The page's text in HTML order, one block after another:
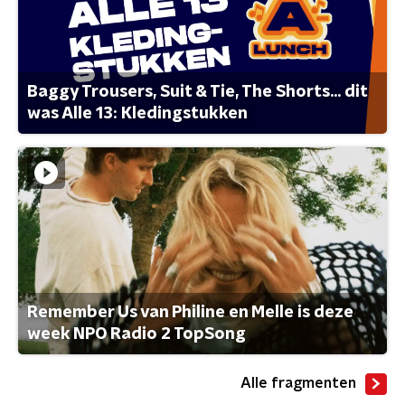
Baggy Trousers, Suit & Tie, The Shorts... dit
was Alle 13: Kledingstukken
Remember Us van Philine en Melle is deze
week NPO Radio 2 TopSong
Alle fragmenten